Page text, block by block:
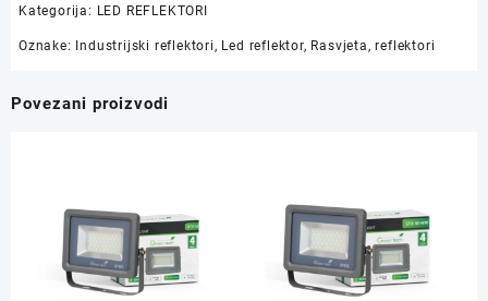
Kategorija: LED REFLEKTORI
Oznake: Industrijski reflektori, Led reflektor, Rasvjeta,reflektori
Povezani proizvodi